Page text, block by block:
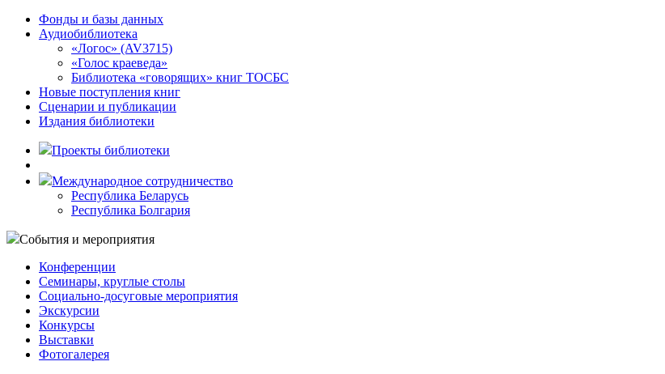
Фонды и базы данных
Аудиобиблиотека
«Логос» (AV3715)
«Голос краеведа»
Библиотека «говорящих» книг ТОСБС
Новые поступления книг
Сценарии и публикации
Издания библиотеки
Проекты библиотеки
Международное сотрудничество
Республика Беларусь
Республика Болгария
События и мероприятия
Конференции
Семинары, круглые столы
Социально-досуговые мероприятия
Экскурсии
Конкурсы
Выставки
Фотогалерея